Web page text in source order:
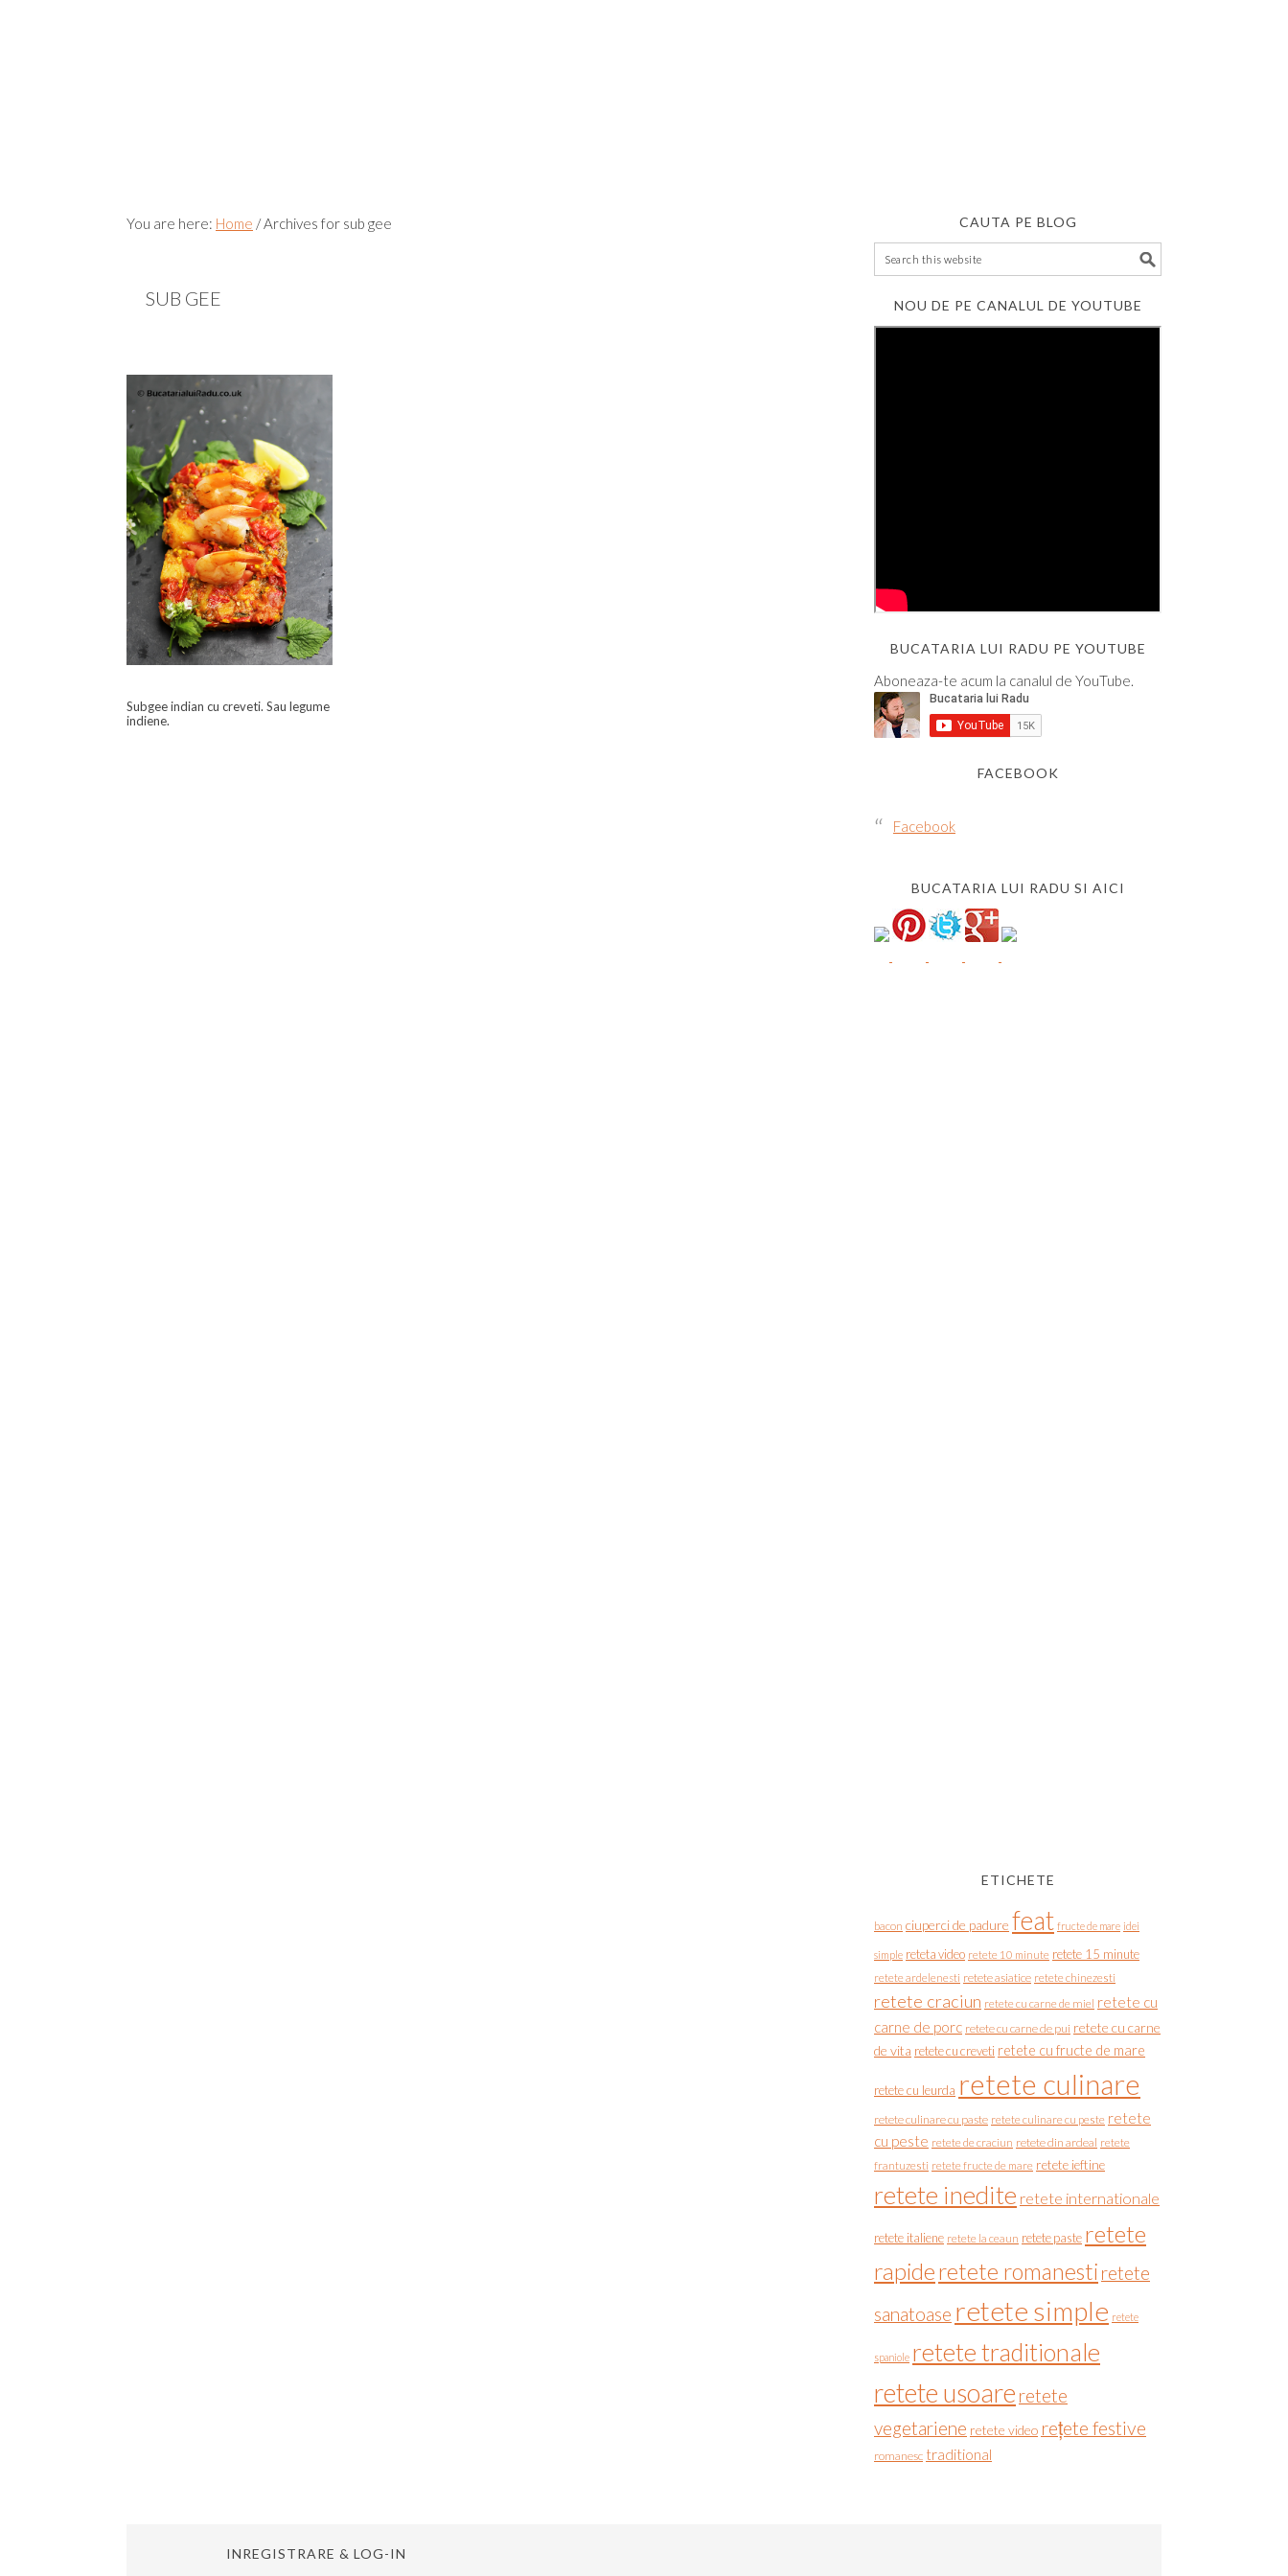
You are here: Home /Archives for sub gee
SUB GEE
Subgee indian cu creveti. Sau legume
indiene.
CAUTA PE BLOG
NOU DE PE CANALUL DE YOUTUBE
BUCATARIA LUI RADU PE YOUTUBE
Aboneaza-te acum la canalul de YouTube.
FACEBOOK
Facebook
BUCATARIA LUI RADU SI AICI
ETICHETE
bacon ciuperci de padure feat fructe de mare idei
simple reteta video retete 10 minute retete 15 minute
retete ardelenesti retete asiatice retete chinezesti
retete craciun retete cu carne de miel retete cu
carne de porc retete cu carne de pui retete cu carne
de vita retete cu creveti retete cu fructe de mare
retete cu leurda retete culinare
retete culinare cu paste retete culinare cu peste retete
cu peste retete de craciun retete din ardeal retete
frantuzesti retete fructe de mare retete ieftine
retete inedite retete internationale
retete italiene retete la ceaun retete paste retete
rapideretete romanesti retete
sanatoase retete simple retete
spaniole retete traditionale
retete usoare retete
vegetariene retete video rețete festive
romanesc traditional
INREGISTRARE & LOG-IN